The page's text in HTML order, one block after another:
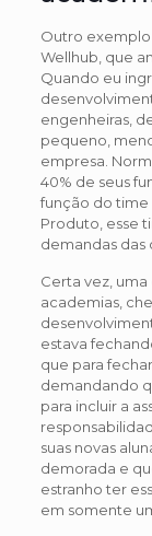
Outro
Wellhub, que
Quando eu
engenheiras,
pequeno,
empresa.
40% de seus
função do time
Produto, esse
demandas das
Certa vez,
academias,
estava
que para
demandando
para incluir a
suas novas
demorada e
estranho ter
em somente